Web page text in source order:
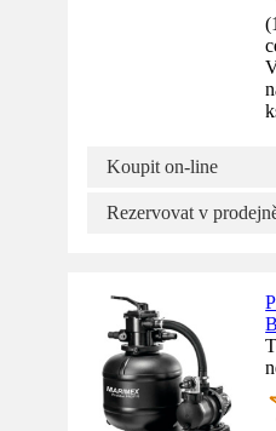
(
Koupit on-line
Rezervovat v